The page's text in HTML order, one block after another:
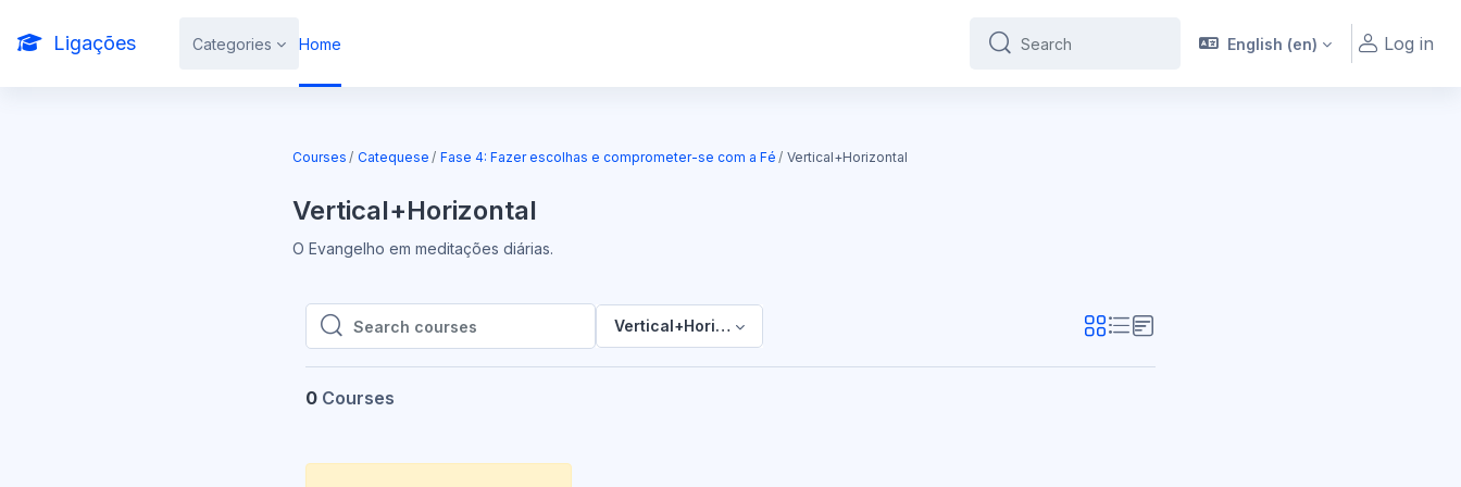
Ligações Categories Home
Search
Search English ‎(en)‎ Log in
Courses Catequese Fase 4: Fazer escolhas e comprometer-se com a Fé Vertical+Horizontal
Vertical+Horizontal
O Evangelho em meditações diárias.
Search courses
Search courses
Vertical+Horizontal
0 Courses